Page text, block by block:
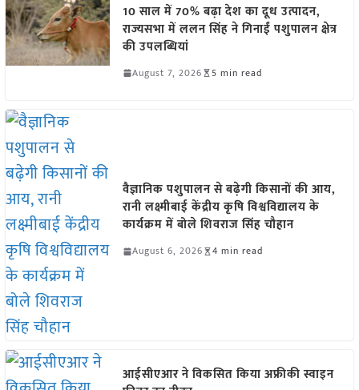
10 साल में 70% बढ़ा देश का दूध उत्पादन,
राज्यसभा में ललन सिंह ने गिनाईं पशुपालन क्षेत्र
की उपलब्धियां
August 7, 2026 5 min read
वैज्ञानिक पशुपालन से बढ़ेगी किसानों की आय,
रानी लक्ष्मीबाई केंद्रीय कृषि विश्वविद्यालय के
कार्यक्रम में बोले शिवराज सिंह चौहान
August 6, 2026 4 min read
आईसीएआर ने विकसित किया अफ्रीकी स्वाइन